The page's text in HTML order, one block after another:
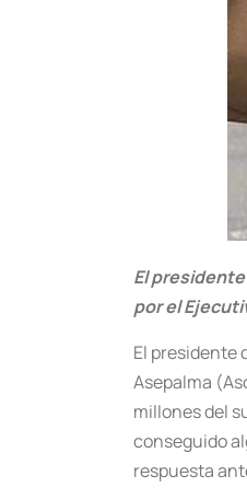
El
por el
El presidente
Asepalma
millones del
conseguido
respuesta